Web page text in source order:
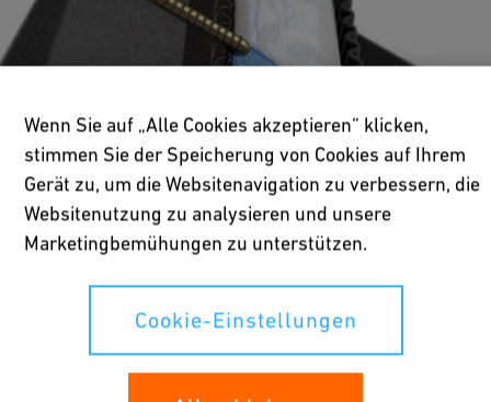
Prävention von Wasserschäden
Das wasserführende Innenrohr aus vernetztem Polyethylen
Wenn Sie auf „Alle Cookies akzeptieren“ klicken,
stimmen Sie der Speicherung von Cookies auf Ihrem
Gerät zu, um die Websitenavigation zu verbessern, die
Websitenutzung zu analysieren und unsere
Marketingbemühungen zu unterstützen.
Cookie-Einstellungen